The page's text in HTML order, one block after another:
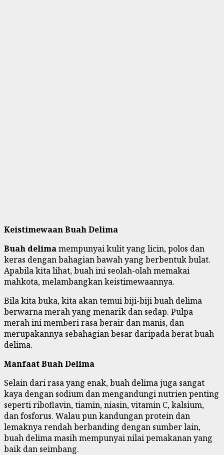
Keistimewaan Buah Delima
Buah delimamempunyai kulit yang licin, polos dan
keras dengan bahagian bawah yang berbentuk bulat.
Apabila kita lihat, buah ini seolah-olah memakai
mahkota, melambangkan keistimewaannya.
Bila kita buka, kita akan temui biji-biji buah delima
berwarna merah yang menarik dan sedap. Pulpa
merah ini memberi rasa berair dan manis, dan
merupakannya sebahagian besar daripada berat buah
delima.
Manfaat Buah Delima
Selain dari rasa yang enak, buah delima juga sangat
kaya dengan sodium dan mengandungi nutrien penting
seperti riboflavin, tiamin, niasin, vitamin C, kalsium,
dan fosforus. Walau pun kandungan protein dan
lemaknya rendah berbanding dengan sumber lain,
buah delima masih mempunyai nilai pemakanan yang
baik dan seimbang.